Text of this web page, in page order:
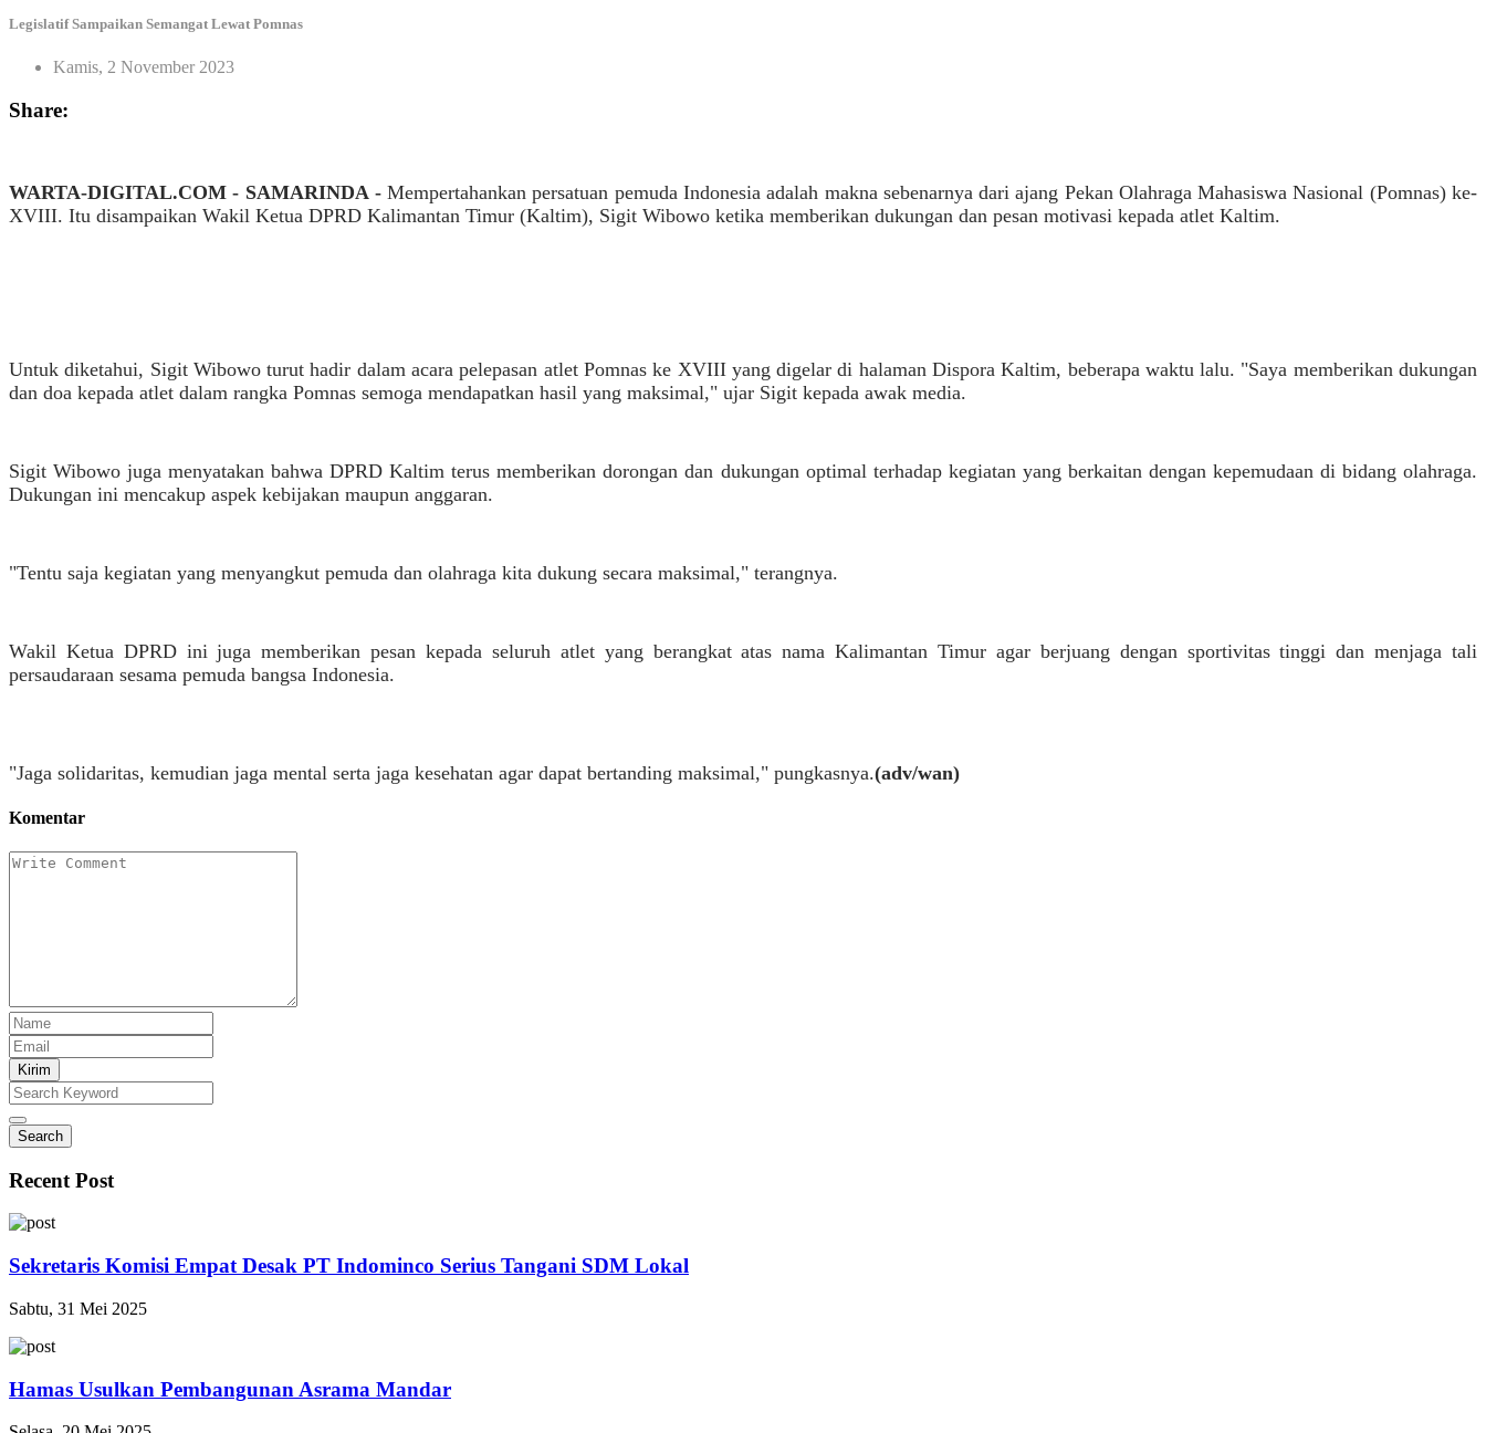
Legislatif Sampaikan Semangat Lewat Pomnas
Kamis, 2 November 2023
Share:
WARTA-DIGITAL.COM - SAMARINDA -Mempertahankan persatuan pemuda Indonesia adalah makna sebenarnya dari ajang Pekan Olahraga Mahasiswa Nasional (Pomnas) ke-
XVIII. Itu disampaikan Wakil Ketua DPRD Kalimantan Timur (Kaltim), Sigit Wibowo ketika memberikan dukungan dan pesan motivasi kepada atlet Kaltim.
Untuk diketahui, Sigit Wibowo turut hadir dalam acara pelepasan atlet Pomnas ke XVIII yang digelar di halaman Dispora Kaltim, beberapa waktu lalu. "Saya memberikan dukungan
dan doa kepada atlet dalam rangka Pomnas semoga mendapatkan hasil yang maksimal," ujar Sigit kepada awak media.
Sigit Wibowo juga menyatakan bahwa DPRD Kaltim terus memberikan dorongan dan dukungan optimal terhadap kegiatan yang berkaitan dengan kepemudaan di bidang olahraga.
Dukungan ini mencakup aspek kebijakan maupun anggaran.
"Tentu saja kegiatan yang menyangkut pemuda dan olahraga kita dukung secara maksimal," terangnya.
Wakil Ketua DPRD ini juga memberikan pesan kepada seluruh atlet yang berangkat atas nama Kalimantan Timur agar berjuang dengan sportivitas tinggi dan menjaga tali
persaudaraan sesama pemuda bangsa Indonesia.
"Jaga solidaritas, kemudian jaga mental serta jaga kesehatan agar dapat bertanding maksimal," pungkasnya.(adv/wan)
Komentar
Kirim
Search
Recent Post
Sekretaris Komisi Empat Desak PT Indominco Serius Tangani SDM Lokal
Sabtu, 31 Mei 2025
Hamas Usulkan Pembangunan Asrama Mandar